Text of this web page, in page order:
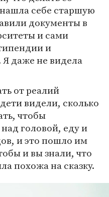
себе старшую
документы в
и сами
и
Я даже не видела
от реалий
видели, сколько
чтобы
головой, еду и
и это пошло им
и вы знали, что
похожа на сказку.